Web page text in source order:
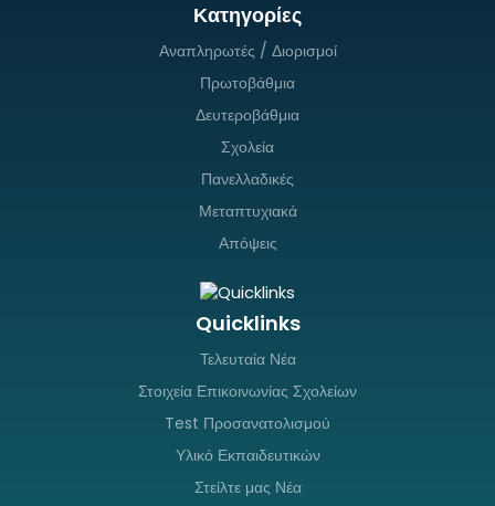
Κατηγορίες
Αναπληρωτές / Διορισμοί
Πρωτοβάθμια
Δευτεροβάθμια
Σχολεία
Πανελλαδικές
Μεταπτυχιακά
Απόψεις
Quicklinks
Τελευταία Νέα
Στοιχεία Επικοινωνίας Σχολείων
Test Προσανατολισμού
Υλικό Εκπαιδευτικών
Στείλτε μας Νέα